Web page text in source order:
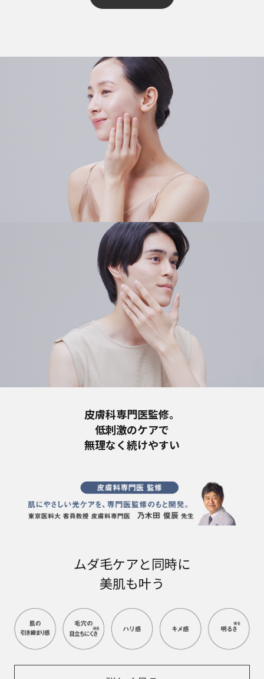
皮膚科専門医監修。
低刺激のケアで​
無理なく続けやすい​
ムダ毛ケアと同時に
美肌も叶う​